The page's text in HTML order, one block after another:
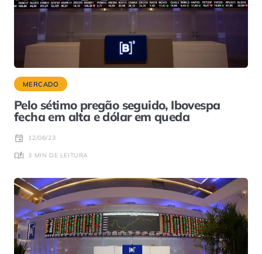
MERCADO
Pelo sétimo pregão seguido, Ibovespa
fecha em alta e dólar em queda
12/06/23
3 MIN DE LEITURA